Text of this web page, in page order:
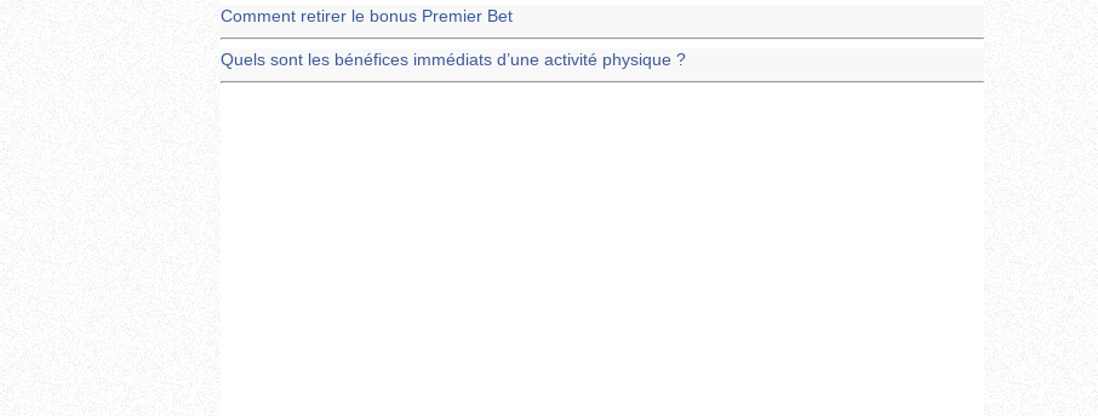
Comment retirer le bonus Premier Bet
Quels sont les bénéfices immédiats d’une activité physique ?